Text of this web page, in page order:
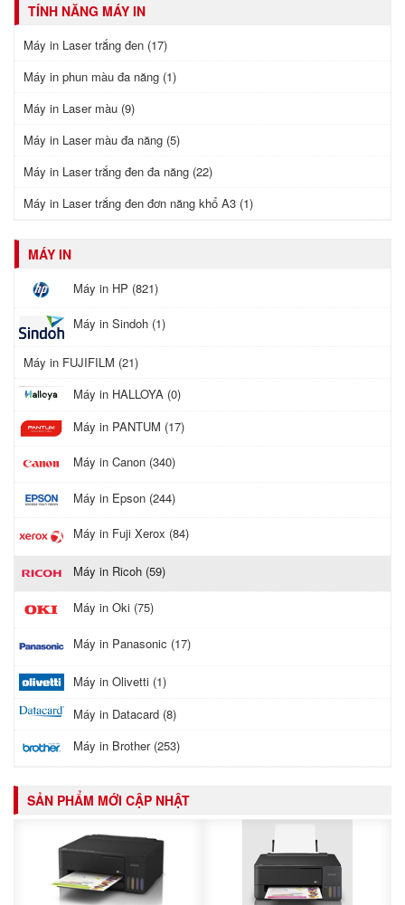
TÍNH NĂNG MÁY IN
Máy in Laser trắng đen (17)
Máy in phun màu đa năng (1)
Máy in Laser màu (9)
Máy in Laser màu đa năng (5)
Máy in Laser trắng đen đa năng (22)
Máy in Laser trắng đen đơn năng khổ A3 (1)
MÁY IN
Máy in HP (821)
Máy in Sindoh (1)
Máy in FUJIFILM (21)
Máy in HALLOYA (0)
Máy in PANTUM (17)
Máy in Canon (340)
Máy in Epson (244)
Máy in Fuji Xerox (84)
Máy in Ricoh (59)
Máy in Oki (75)
Máy in Panasonic (17)
Máy in Olivetti (1)
Máy in Datacard (8)
Máy in Brother (253)
SẢN PHẨM MỚI CẬP NHẬT